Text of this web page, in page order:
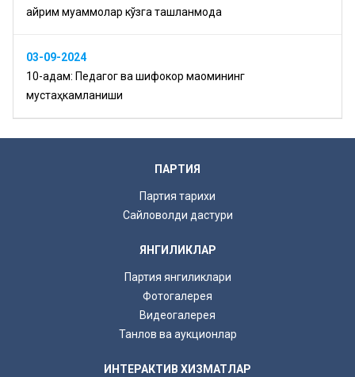
айрим муаммолар кўзга ташланмоқда
03-09-2024
10-қадам: Педагог ва шифокор мақомининг
мустаҳкамланиши
ПАРТИЯ
Партия тарихи
Сайловолди дастури
ЯНГИЛИКЛАР
Партия янгиликлари
Фотогалерея
Видеогалерея
Танлов ва аукционлар
ИНТЕРАКТИВ ХИЗМАТЛАР